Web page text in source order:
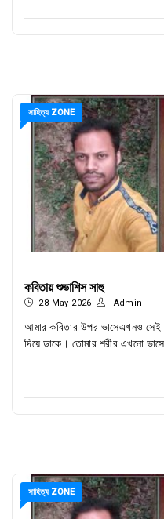
সাহিত্য ZONE
কবিতায় শুভাশিস সাহু
28 May 2026 Admin
আমার কবিতার উপর ভাসেএখনও সেই
দিয়ে ডাকে। তোমার শরীর এখনো
সাহিত্য ZONE